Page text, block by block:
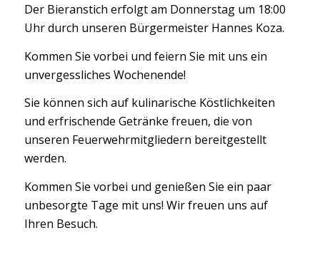
Der Bieranstich erfolgt am Donnerstag um 18:00
Uhr durch unseren Bürgermeister Hannes Koza.
Kommen Sie vorbei und feiern Sie mit uns ein
unvergessliches Wochenende!
Sie können sich auf kulinarische Köstlichkeiten
und erfrischende Getränke freuen, die von
unseren Feuerwehrmitgliedern bereitgestellt
werden.
Kommen Sie vorbei und genießen Sie ein paar
unbesorgte Tage mit uns! Wir freuen uns auf
Ihren Besuch.